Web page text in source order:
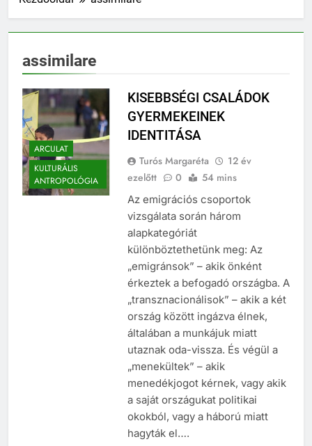
assimilare
ARCULAT
KULTURÁLIS
ANTROPOLÓGIA
KISEBBSÉGI CSALÁDOK
GYERMEKEINEK
IDENTITÁSA
Turós Margaréta
12 év
ezelőtt
0 54 mins
Az emigrációs csoportok
vizsgálata során három
alapkategóriát
különböztethetünk meg: Az
„emigránsok” – akik önként
érkeztek a befogadó országba. A
„transznacionálisok” – akik a két
ország között ingázva élnek,
általában a munkájuk miatt
utaznak oda-vissza. És végül a
„menekültek” – akik
menedékjogot kérnek, vagy akik
a saját országukat politikai
okokból, vagy a háború miatt
hagyták el….